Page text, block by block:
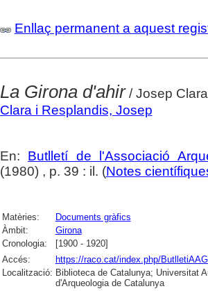
Enllaç permanent a aquest
La Girona d'ahir/ Josep Clara
Clara i Resplandis, Josep
En: Butlletí de l'Associació
(1980) , p. 39 : il. (Notes
Matèries:
Documents gràfics
Àmbit:
Girona
Cronologia:
[1900 - 1920]
Accés:
https://raco.cat/index.php/
Localització: Biblioteca de Catalunya; Universitat
d'Arqueologia de Catalunya